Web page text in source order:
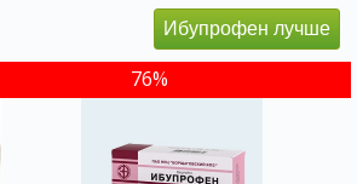
Ибупрофен лучше
76%